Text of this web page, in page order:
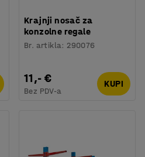
Krajnji nosač za
konzolne regale
Br. artikla: 290076
11,- €
Bez PDV-a
KUPI